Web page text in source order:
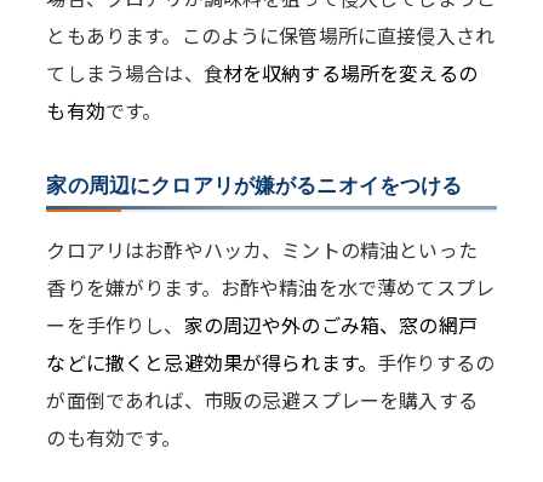
ともあります。このように保管場所に直接侵入され
てしまう場合は、食材を収納する場所を変えるの
も有効です。
家の周辺にクロアリが嫌がるニオイをつける
クロアリはお酢やハッカ、ミントの精油といった
香りを嫌がります。お酢や精油を水で薄めてスプレ
ーを手作りし、 家の周辺や外のごみ箱、窓の網戸
などに撒くと忌避効果が得られます。 手作りするの
が面倒であれば、市販の忌避スプレーを購入する
のも有効です。